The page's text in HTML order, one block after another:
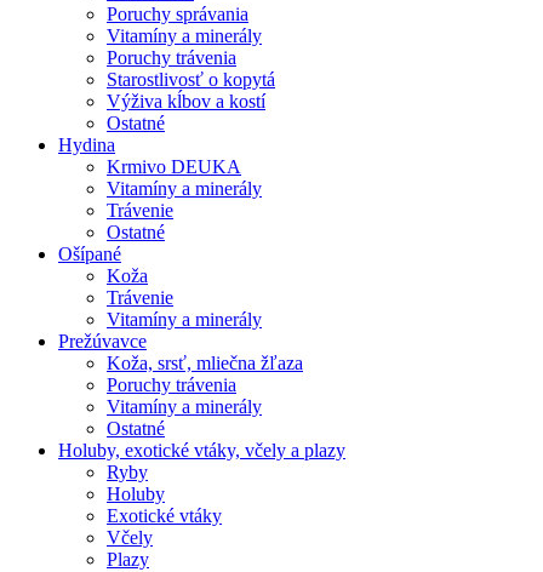
Poruchy správania
Vitamíny a minerály
Poruchy trávenia
Starostlivosť o kopytá
Výživa kĺbov a kostí
Ostatné
Hydina
Krmivo DEUKA
Vitamíny a minerály
Trávenie
Ostatné
Ošípané
Koža
Trávenie
Vitamíny a minerály
Prežúvavce
Koža, srsť, mliečna žľaza
Poruchy trávenia
Vitamíny a minerály
Ostatné
Holuby, exotické vtáky, včely a plazy
Ryby
Holuby
Exotické vtáky
Včely
Plazy